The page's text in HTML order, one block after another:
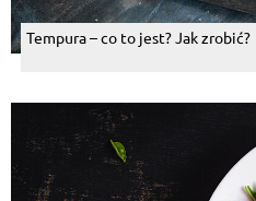
Tempura – co to jest? Jak zrobić?